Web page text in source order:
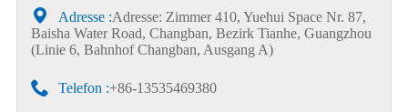
 Adresse :Adresse: Zimmer 410, Yuehui Space Nr. 87,
Baisha Water Road, Changban, Bezirk Tianhe, Guangzhou
(Linie 6, Bahnhof Changban, Ausgang A)
 Telefon :+86-13535469380